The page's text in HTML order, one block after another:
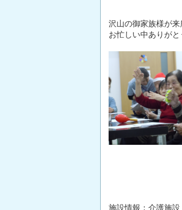
沢山の御家族様が来
お忙しい中ありが
施設情報：介護施設